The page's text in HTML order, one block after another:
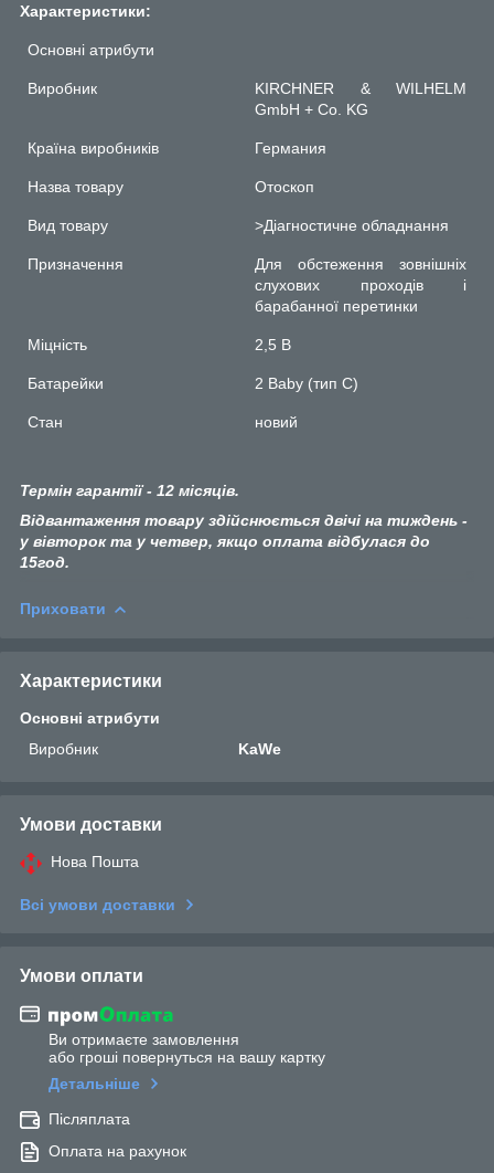
Характеристики:
Основні атрибути
Виробник
KIRCHNER & WILHELM
GmbH + Co. KG
Країна виробників Германия
Назва товару Отоскоп
Вид товару >Діагностичне обладнання
Призначення
Для обстеження зовнішніх
слухових проходів і
барабанної перетинки
Міцність 2,5 В
Батарейки 2 Baby (тип C)
Стан новий
Термін гарантії - 12 місяців.
Відвантаження товару здійснюється двічі на тиждень -
у вівторок та у четвер, якщо оплата відбулася до
15год.
Приховати
Характеристики
Основні атрибути
Виробник
KaWe
Умови доставки
Нова Пошта
Всі умови доставки
Умови оплати
Ви отримаєте замовлення
або гроші повернуться на вашу картку
Детальніше
Післяплата
Оплата на рахунок